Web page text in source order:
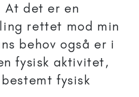
At det er en
rettet mod min
behov også er i
fysisk aktivitet,
fysisk